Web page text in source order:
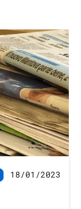
18/01/2023